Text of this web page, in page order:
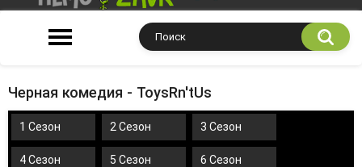
Черная комедия - ToysRn'tUs
1 Сезон 2 Сезон 3 Сезон
4 Сезон 5 Сезон 6 Сезон